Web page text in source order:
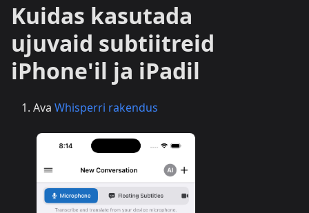
Kuidas kasutada
ujuvaid subtiitreid
iPhone'il ja iPadil
Ava Whisperri rakendus